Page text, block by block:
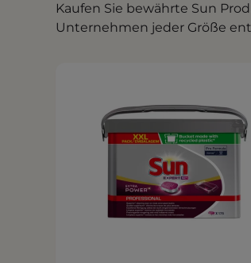
Kaufen Sie bewährte Sun
Unternehmen jeder Größe